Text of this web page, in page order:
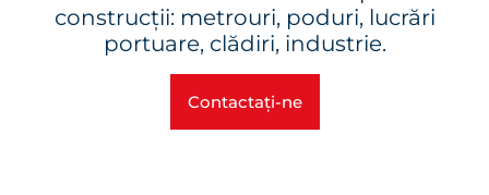
construcții: metrouri, poduri, lucrări
portuare, clădiri, industrie.
Contactați-ne